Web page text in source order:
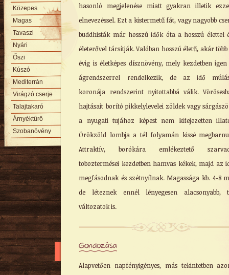
hasonló megjelenése miatt gyakran illetik
elnevezéssel. Ezt a kistermetű fát, vagy nagyobb
buddhisták már hosszú idők óta a hosszú élettel
életerővel társítják. Valóban hosszú életű, akár több
évig is életképes dísznövény, mely kezdetben
ágrendszerrel rendelkezik, de az idő
koronája rendszerint nyitottabbá válik.
hajtásait borító pikkelylevelei zöldek vagy
a nyugati tujához képest nem kifejezetten
Örökzöld lombja a tél folyamán kissé
Attraktív, borókára emlékeztető
toboztermései kezdetben hamvas kékek, majd az
megfásodnak és szétnyílnak. Magassága kb. 4-8
de léteznek ennél lényegesen alacsonyabb,
változatok is.
Gondozása
Alapvetően napfényigényes, más tekintetben
Közepes
Magas
Tavaszi
Nyári
Őszi
Kúszó
Mediterrán
Virágzó cserje
Talajtakaró
Árnyéktűrő
Szobanövény